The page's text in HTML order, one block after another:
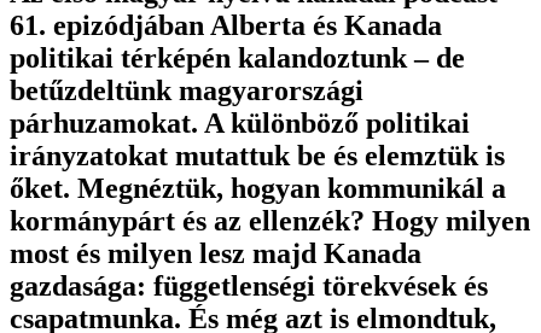
61. epizódjában Alberta és Kanada
politikai térképén kalandoztunk – de
betűzdeltünk magyarországi
párhuzamokat. A különböző politikai
irányzatokat mutattuk be és elemztük is
őket. Megnéztük, hogyan kommunikál a
kormánypárt és az ellenzék? Hogy milyen
most és milyen lesz majd Kanada
gazdasága: függetlenségi törekvések és
csapatmunka. És még azt is elmondtuk,